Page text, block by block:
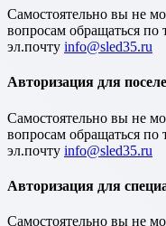
Cамостоятельно вы не
вопросам обращаться по
эл.почту
Авторизация для
Cамостоятельно вы не
вопросам обращаться по
эл.почту
Авторизация для
Cамостоятельно вы не